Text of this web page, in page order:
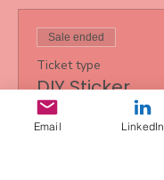
Sale ended
Ticket type
DIY Sticker
Price
Email LinkedIn